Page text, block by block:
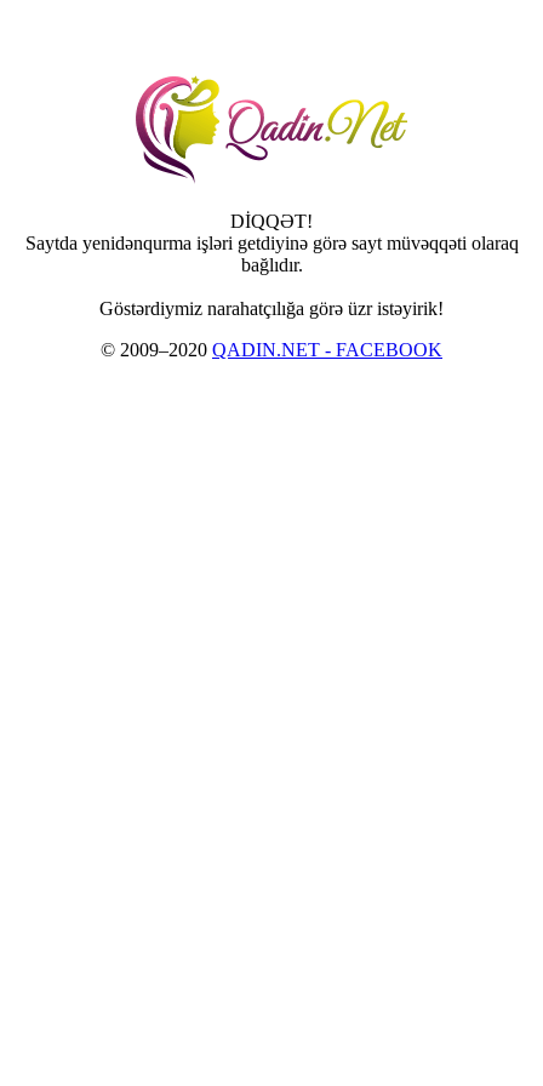
DİQQƏT!
Saytda yenidənqurma işləri getdiyinə görə sayt müvəqqəti olaraq
bağlıdır.
Göstərdiymiz narahatçılığa görə üzr istəyirik!
© 2009–2020 QADIN.NET - FACEBOOK